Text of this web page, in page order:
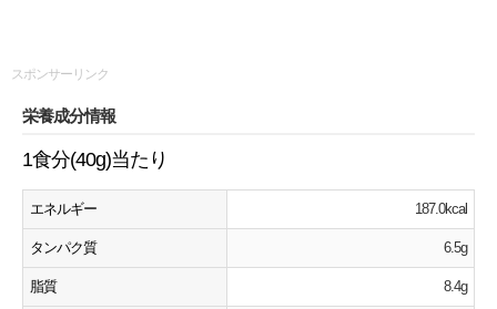
スポンサーリンク
栄養成分情報
1食分(40g)当たり
エネルギー 187.0kcal
タンパク質 6.5g
脂質 8.4g